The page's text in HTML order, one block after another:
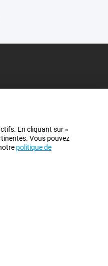
En cliquant sur «
Vous pouvez
politique de